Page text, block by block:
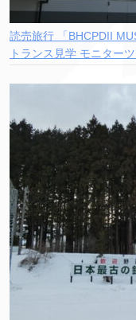
読売旅行 「BHCPDII
トランス見学 モニター